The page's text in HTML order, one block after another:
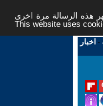
هذه الرسالة مرة اخرى -
This website uses
- اخبار